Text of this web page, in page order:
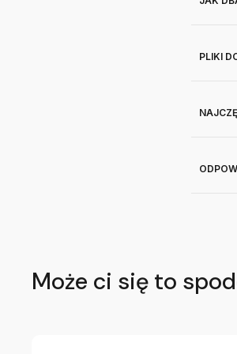
PLIKI
Może ci się to